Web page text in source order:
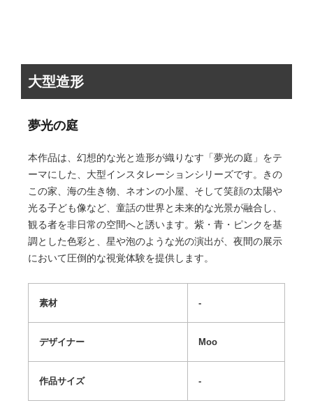
大型造形
夢光の庭
本作品は、幻想的な光と造形が織りなす「夢光の庭」をテ
ーマにした、大型インスタレーションシリーズです。きの
この家、海の生き物、ネオンの小屋、そして笑顔の太陽や
光る子ども像など、童話の世界と未来的な光景が融合し、
観る者を非日常の空間へと誘います。紫・青・ピンクを基
調とした色彩と、星や泡のような光の演出が、夜間の展示
において圧倒的な視覚体験を提供します。
素材 -
デザイナー Moo
作品サイズ -